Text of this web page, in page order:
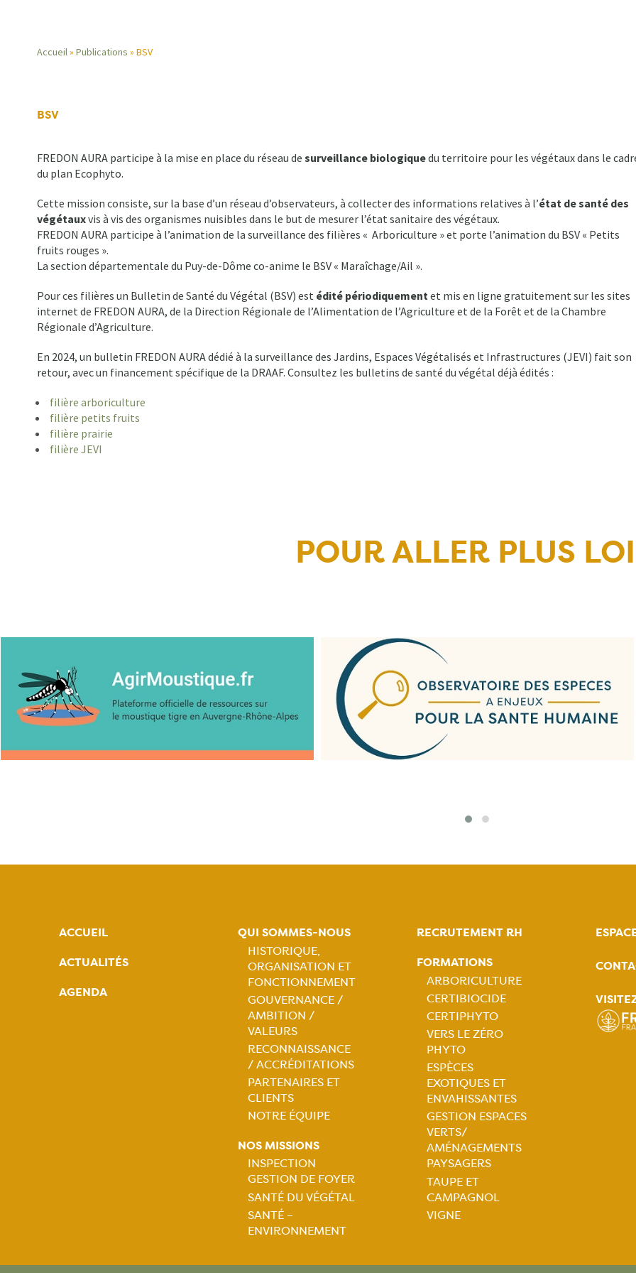
d'Ariane
Accueil Publications BSV
BSV
FREDON AURA participe à la mise en place du réseau de surveillance biologiquedu territoire pour les végétaux dans le
du plan Ecophyto.
Cette mission consiste, sur la base d’un réseau d’observateurs, à collecter des informations relatives à l’état de santé des
végétauxvis à vis des organismes nuisibles dans le but de mesurer l’état sanitaire des végétaux.
FREDON AURA participe à l’animation de la surveillance des filières « Arboriculture » et porte l’animation du BSV « Petits
fruits rouges ».
La section départementale du Puy-de-Dôme co-anime le BSV « Maraîchage/Ail ».
Pour ces filières un Bulletin de Santé du Végétal (BSV) est édité périodiquementet mis en ligne gratuitement sur les sites
internet de FREDON AURA, de la Direction Régionale de l’Alimentation de l’Agriculture et de la Forêt et de la Chambre
Régionale d’Agriculture.
En 2024, un bulletin FREDON AURA dédié à la surveillance des Jardins, Espaces Végétalisés et Infrastructures (JEVI) fait son
retour, avec un financement spécifique de la DRAAF. Consultez les bulletins de santé du végétal déjà édités :
filière arboriculture
filière petits fruits
filière prairie
filière JEVI
POUR ALLER PLUS
ACCUEIL
ACTUALITÉS
AGENDA
QUI SOMMES-NOUS
Navigation
principale
HISTORIQUE,
ORGANISATION ET
FONCTIONNEMENT
GOUVERNANCE /
AMBITION /
VALEURS
RECONNAISSANCE
/ ACCRÉDITATIONS
PARTENAIRES ET
CLIENTS
NOTRE ÉQUIPE
NOS MISSIONS
Navigation
principale
INSPECTION
GESTION DE FOYER
SANTÉ DU VÉGÉTAL
SANTÉ –
ENVIRONNEMENT
RECRUTEMENT RH
FORMATIONS
Navigation
principale
ARBORICULTURE
CERTIBIOCIDE
CERTIPHYTO
VERS LE ZÉRO
PHYTO
ESPÈCES
EXOTIQUES ET
ENVAHISSANTES
GESTION ESPACES
VERTS/
AMÉNAGEMENTS
PAYSAGERS
TAUPE ET
CAMPAGNOL
VIGNE